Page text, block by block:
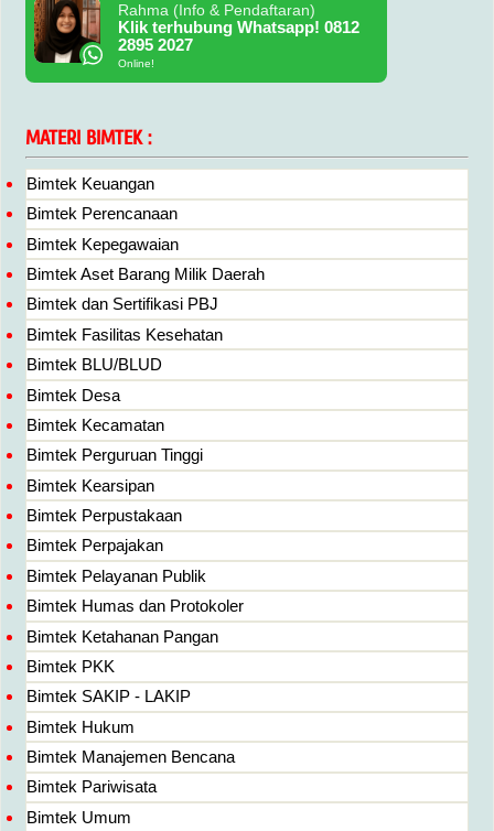
Rahma (Info & Pendaftaran)
Klik terhubung Whatsapp! 0812
2895 2027
Online!
MATERI BIMTEK :
Bimtek Keuangan
Bimtek Perencanaan
Bimtek Kepegawaian
Bimtek Aset Barang Milik Daerah
Bimtek dan Sertifikasi PBJ
Bimtek Fasilitas Kesehatan
Bimtek BLU/BLUD
Bimtek Desa
Bimtek Kecamatan
Bimtek Perguruan Tinggi
Bimtek Kearsipan
Bimtek Perpustakaan
Bimtek Perpajakan
Bimtek Pelayanan Publik
Bimtek Humas dan Protokoler
Bimtek Ketahanan Pangan
Bimtek PKK
Bimtek SAKIP - LAKIP
Bimtek Hukum
Bimtek Manajemen Bencana
Bimtek Pariwisata
Bimtek Umum